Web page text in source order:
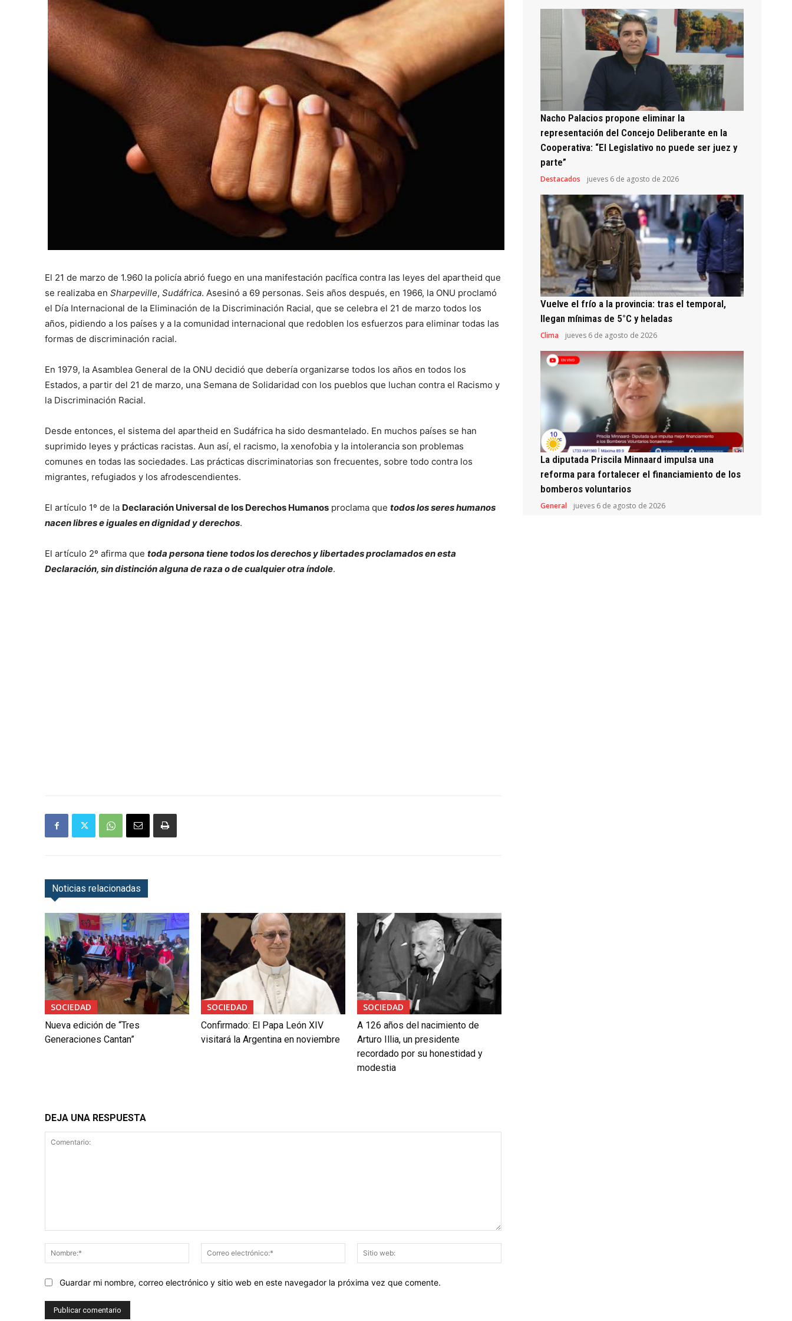
El 21 de marzo de 1.960 la policía abrió fuego en una manifestación pacífica contra las leyes del apartheid que
se realizaba en Sharpeville, Sudáfrica. Asesinó a 69 personas. Seis años después, en 1966, la ONU proclamó
el Día Internacional de la Eliminación de la Discriminación Racial, que se celebra el 21 de marzo todos los
años, pidiendo a los países y a la comunidad internacional que redoblen los esfuerzos para eliminar todas las
formas de discriminación racial.
En 1979, la Asamblea General de la ONU decidió que debería organizarse todos los años en todos los
Estados, a partir del 21 de marzo, una Semana de Solidaridad con los pueblos que luchan contra el Racismo y
la Discriminación Racial.
Desde entonces, el sistema del apartheid en Sudáfrica ha sido desmantelado. En muchos países se han
suprimido leyes y prácticas racistas. Aun así, el racismo, la xenofobia y la intolerancia son problemas
comunes en todas las sociedades. Las prácticas discriminatorias son frecuentes, sobre todo contra los
migrantes, refugiados y los afrodescendientes.
El artículo 1º de la Declaración Universal de los Derechos Humanos proclama que todos los seres humanos
nacen libres e iguales en dignidad y derechos.
El artículo 2º afirma que toda persona tiene todos los derechos y libertades proclamados en esta
Declaración, sin distinción alguna de raza o de cualquier otra índole.
Noticias relacionadas
SOCIEDAD
Nueva edición de “Tres
Generaciones Cantan”
SOCIEDAD
Confirmado: El Papa León XIV
visitará la Argentina en noviembre
SOCIEDAD
A 126 años del nacimiento de
Arturo Illia, un presidente
recordado por su honestidad y
modestia
DEJA UNA RESPUESTA
Nombre:*
Correo
electrónico:*
web:
Guardar mi nombre, correo electrónico y sitio web en este navegador la próxima vez que comente.
Nacho Palacios propone eliminar la
representación del Concejo Deliberante en la
Cooperativa: “El Legislativo no puede ser juez y
parte”
Destacados jueves 6 de agosto de 2026
Vuelve el frío a la provincia: tras el temporal,
llegan mínimas de 5°C y heladas
Clima jueves 6 de agosto de 2026
La diputada Priscila Minnaard impulsa una
reforma para fortalecer el financiamiento de los
bomberos voluntarios
General jueves 6 de agosto de 2026